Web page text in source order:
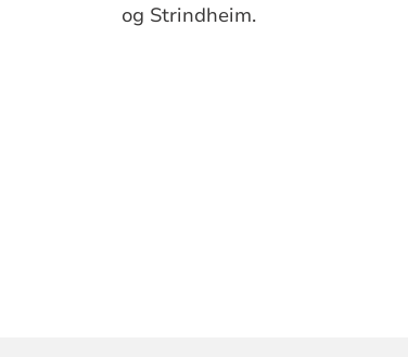
og Strindheim.